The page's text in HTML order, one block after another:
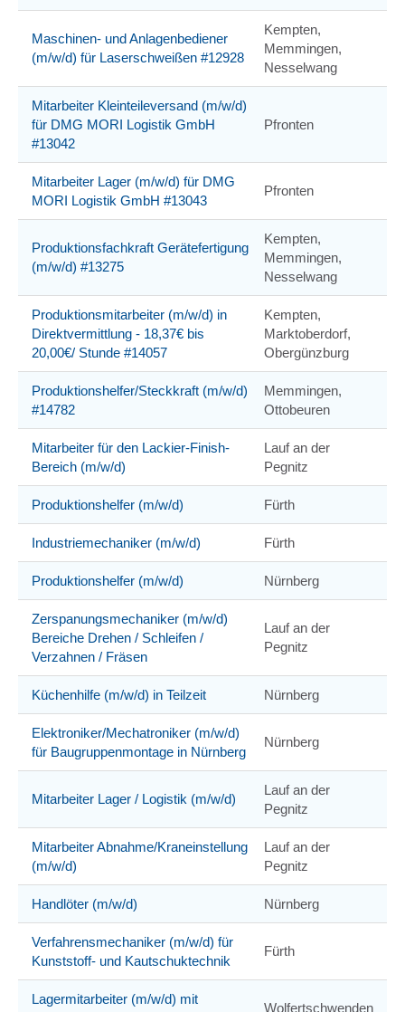
Maschinen- und Anlagenbediener
(m/w/d) für Laserschweißen #12928
Kempten,
Memmingen,
Nesselwang
Mitarbeiter Kleinteileversand (m/w/d)
für DMG MORI Logistik GmbH
#13042
Pfronten
Mitarbeiter Lager (m/w/d) für DMG
MORI Logistik GmbH #13043
Pfronten
Produktionsfachkraft Gerätefertigung
(m/w/d) #13275
Kempten,
Memmingen,
Nesselwang
Produktionsmitarbeiter (m/w/d) in
Direktvermittlung - 18,37€ bis
20,00€/ Stunde #14057
Kempten,
Marktoberdorf,
Obergünzburg
Produktionshelfer/Steckkraft (m/w/d)
#14782
Memmingen,
Ottobeuren
Mitarbeiter für den Lackier-Finish-
Bereich (m/w/d)
Lauf an der
Pegnitz
Produktionshelfer (m/w/d) Fürth
Industriemechaniker (m/w/d) Fürth
Produktionshelfer (m/w/d) Nürnberg
Zerspanungsmechaniker (m/w/d)
Bereiche Drehen / Schleifen /
Verzahnen / Fräsen
Lauf an der
Pegnitz
Küchenhilfe (m/w/d) in Teilzeit Nürnberg
Elektroniker/Mechatroniker (m/w/d)
für Baugruppenmontage in Nürnberg
Nürnberg
Mitarbeiter Lager / Logistik (m/w/d)
Lauf an der
Pegnitz
Mitarbeiter Abnahme/Kraneinstellung
(m/w/d)
Lauf an der
Pegnitz
Handlöter (m/w/d) Nürnberg
Verfahrensmechaniker (m/w/d) für
Kunststoff- und Kautschuktechnik
Fürth
Lagermitarbeiter (m/w/d) mit
Wolfertschwenden